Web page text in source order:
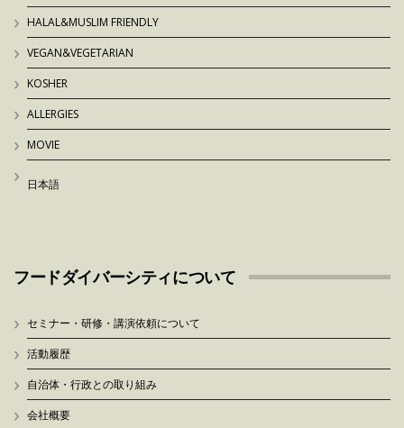
HALAL&MUSLIM FRIENDLY
VEGAN&VEGETARIAN
KOSHER
ALLERGIES
MOVIE
日本語
フードダイバーシティについて
セミナー・研修・講演依頼について
活動履歴
自治体・行政との取り組み
会社概要